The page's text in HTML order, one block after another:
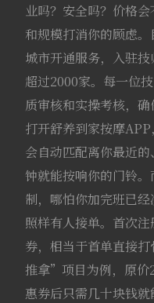
业吗？安全吗？价格
和规模打消你的顾虑
城市开通服务，入驻
超过2000家。每一位
质审核和实操考核，
打开舒养到家按摩
会自动匹配离你最近
钟就能按响你的门铃
制，哪怕你加完班已经
照样有人接单。首次
券，相当于首单直接
推拿”项目为例，原价
惠券后只需几十块钱